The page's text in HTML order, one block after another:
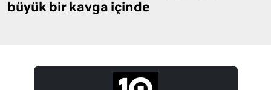
büyük bir kavga içinde